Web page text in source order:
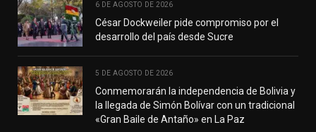
6 DE AGOSTO DE 2026
César Dockweiler pide compromiso por el
desarrollo del país desde Sucre
5 DE AGOSTO DE 2026
Conmemorarán la independencia de Bolivia y
la llegada de Simón Bolívar con un tradicional
«Gran Baile de Antaño» en La Paz